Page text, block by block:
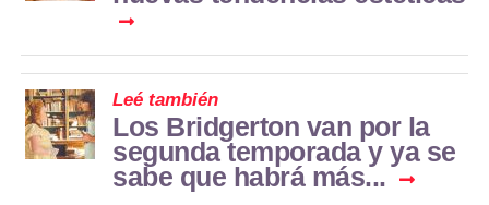
Leé también
Los Bridgerton van por la
segunda temporada y ya se
sabe que habrá más...